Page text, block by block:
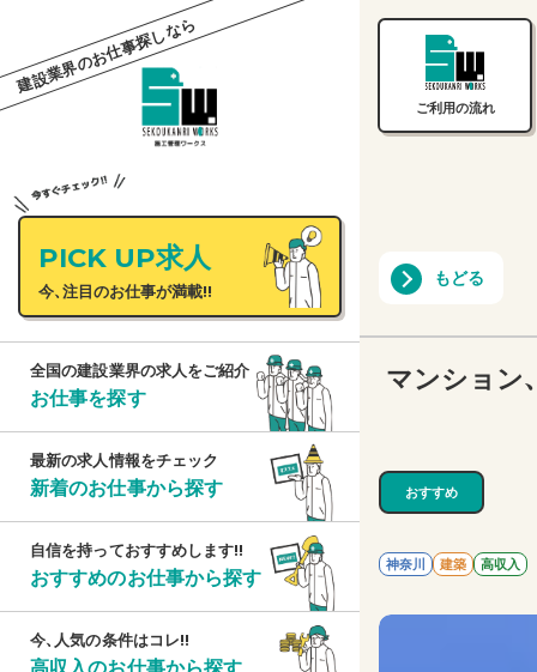
ご利用の流れ
もどる
マンション
おすすめ
神奈川 建築 高収入
建設業界のお仕事探しなら
PICK UP求人
今、注目のお仕事が満載!!
全国の建設業界の求人をご紹介
お仕事を探す
最新の求人情報をチェック
新着のお仕事から探す
自信を持っておすすめします!!
おすすめのお仕事から探す
今、人気の条件はコレ!!